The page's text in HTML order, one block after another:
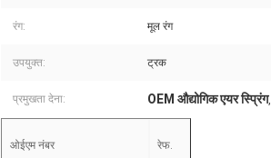
रंग: मूल रंग
उपयुक्त: ट्रक
प्रमुखता देना: OEM औद्योगिक एयर स्प्रिंग
ओईएम नंबर रेफ.